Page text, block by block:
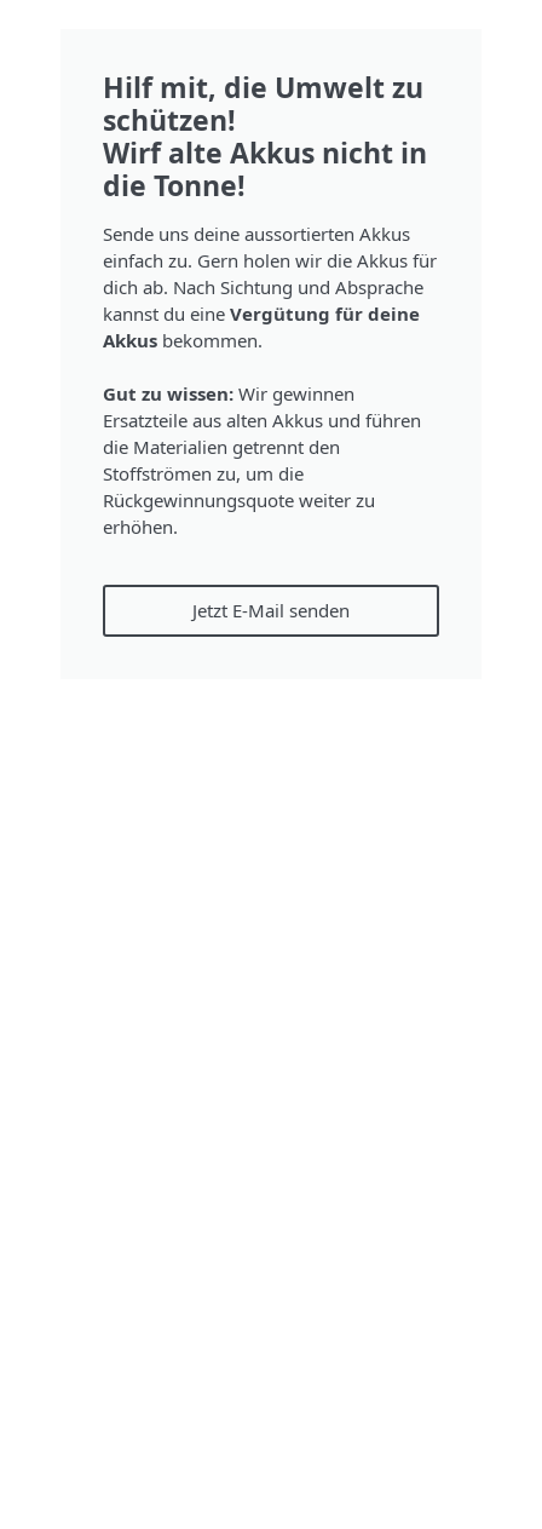
Hilf mit, die Umwelt zu
schützen!
Wirf alte Akkus nicht in
die Tonne!
Sende uns deine aussortierten Akkus
einfach zu. Gern holen wir die Akkus für
dich ab. Nach Sichtung und Absprache
kannst du eine Vergütung für deine
Akkus bekommen.
Gut zu wissen: Wir gewinnen
Ersatzteile aus alten Akkus und führen
die Materialien getrennt den
Stoffströmen zu, um die
Rückgewinnungsquote weiter zu
erhöhen.
Jetzt E-Mail senden